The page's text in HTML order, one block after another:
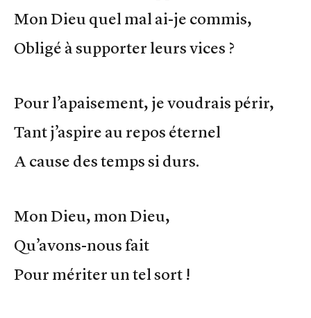
Mon Dieu quel mal ai-je commis,
Obligé à supporter leurs vices ?
Pour l’apaisement, je voudrais périr,
Tant j’aspire au repos éternel
A cause des temps si durs.
Mon Dieu, mon Dieu,
Qu’avons-nous fait
Pour mériter un tel sort !